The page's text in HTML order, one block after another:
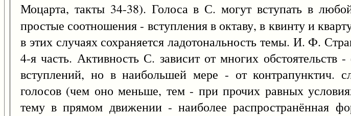
Моцарта, такты 34-38). Голоса в С. могут вступать в
простые соотношения - вступления в октаву, в квинту и
в этих случаях сохраняется ладотональность темы. И. Ф.
4-я часть. Активность С. зависит от многих обстоятельств
вступлений, но в наибольшей мере - от контрапунктич.
голосов (чем оно меньше, тем - при прочих равных
тему в прямом движении - наиболее распространённая